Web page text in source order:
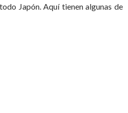
Japón. Aquí tienen algunas de